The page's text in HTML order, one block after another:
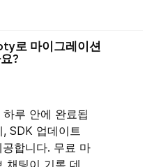
로 마이그레이션
?
루 안에 완료됩
SDK 업데이트
합니다. 무료 마
채팅이 기록 데